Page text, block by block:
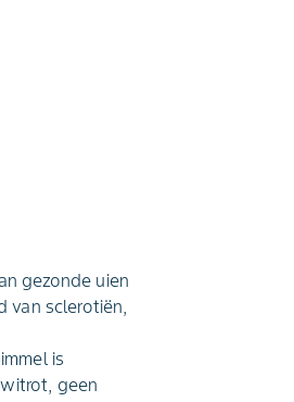
gezonde uien
sclerotiën,
is
geen